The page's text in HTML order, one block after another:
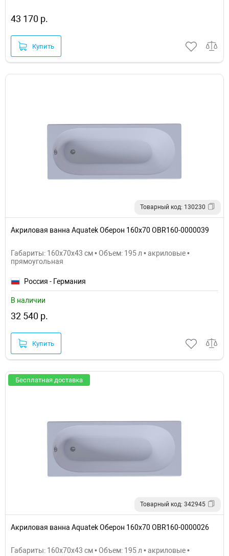
43 170 р.
Купить
Товарный код: 130230
Акриловая ванна Aquatek Оберон 160х70 OBR160-0000039
Габариты: 160x70x43 см • Объем: 195 л • акриловые •
прямоугольная
Россия - Германия
В наличии
32 540 р.
Купить
Бесплатная доставка
Товарный код: 342945
Акриловая ванна Aquatek Оберон 160х70 OBR160-0000026
Габариты: 160x70x43 см • Объем: 195 л • акриловые •